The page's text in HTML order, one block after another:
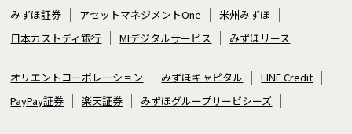
みずほ証券
アセットマネジメントOne
米州みずほ
日本カストディ銀行
MIデジタルサービス みずほリース
オリエントコーポレーション みずほキャピタル
LINE Credit
PayPay証券
楽天証券 みずほグループサービシーズ